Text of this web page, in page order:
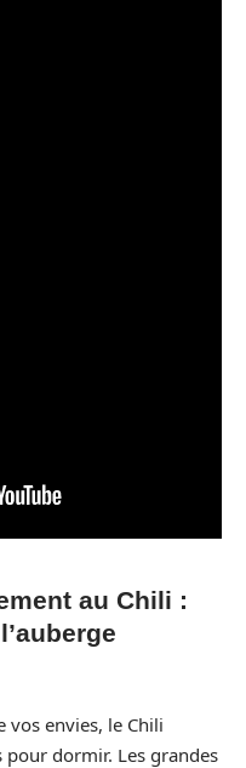
au Chili :
vos envies, le Chili
pour dormir. Les grandes